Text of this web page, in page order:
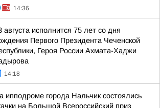
14:36
августа исполнится 75 лет со дня
Первого Президента Чеченской
Героя России Ахмата-Хаджи
14:18
ипподроме города Нальчик состоялись
на Большой Всероссийский приз